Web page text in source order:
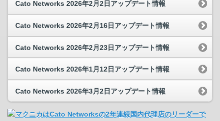
Cato Networks 2026年2月2日アップデート情報
Cato Networks 2026年2月16日アップデート情報
Cato Networks 2026年2月23日アップデート情報
Cato Networks 2026年1月12日アップデート情報
Cato Networks 2026年3月2日アップデート情報